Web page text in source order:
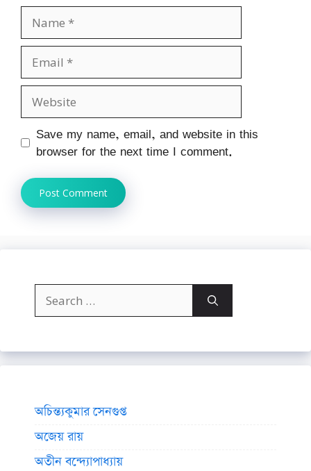
Name
Email
Website
Save my name, email, and website in this
browser for the next time I comment.
Search
for:
অচিন্ত্যকুমার সেনগুপ্ত
অজেয় রায়
অতীন বন্দ্যোপাধ্যায়